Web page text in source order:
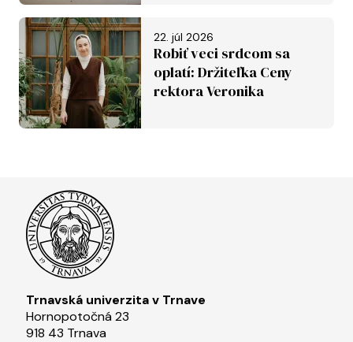
22. júl 2026
Robiť veci srdcom sa
oplatí: Držiteľka Ceny
rektora Veronika
Trnavská univerzita v Trnave
Hornopotočná 23
918 43 Trnava